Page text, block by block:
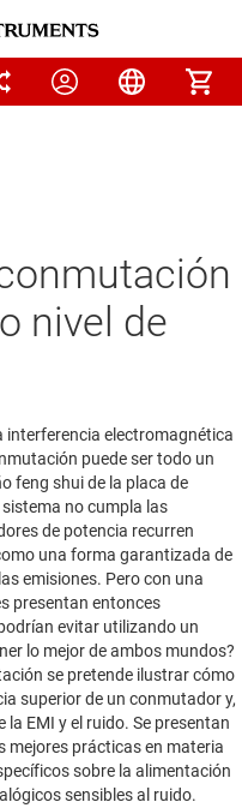
nivel de
interferencia electromagnética
puede ser todo un
feng shui de la placa de
no cumpla las
de potencia recurren
una forma garantizada de
emisiones. Pero con una
presentan entonces
evitar utilizando un
lo mejor de ambos mundos?
se pretende ilustrar cómo
superior de un conmutador y,
EMI y el ruido. Se presentan
mejores prácticas en materia
sobre la alimentación
sensibles al ruido.